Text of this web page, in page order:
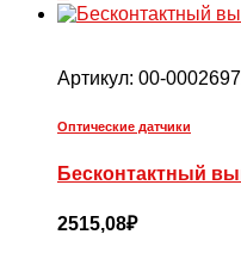
Артикул: 00-
Оптические датчики
Бесконтактный
2515,08₽